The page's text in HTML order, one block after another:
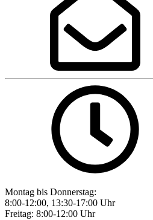
Montag bis Donnerstag:
8:00-12:00, 13:30-17:00 Uhr
Freitag: 8:00-12:00 Uhr